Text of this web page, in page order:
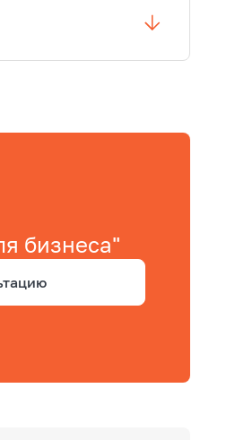
бизнеса"